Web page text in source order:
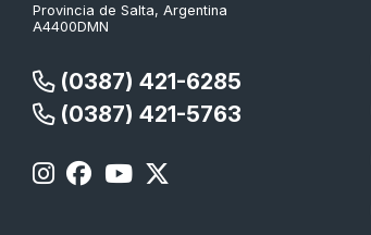
Provincia de Salta, Argentina
A4400DMN
(0387) 421-6285
(0387) 421-5763